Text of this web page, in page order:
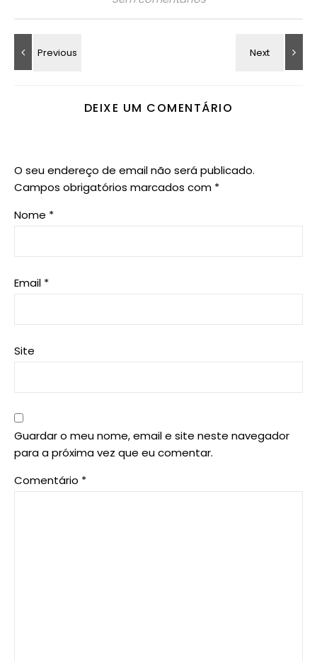
DEIXE UM COMENTÁRIO
O seu endereço de email não será publicado.
Campos obrigatórios marcados com *
Nome *
Email *
Site
Guardar o meu nome, email e site neste navegador
para a próxima vez que eu comentar.
Comentário *